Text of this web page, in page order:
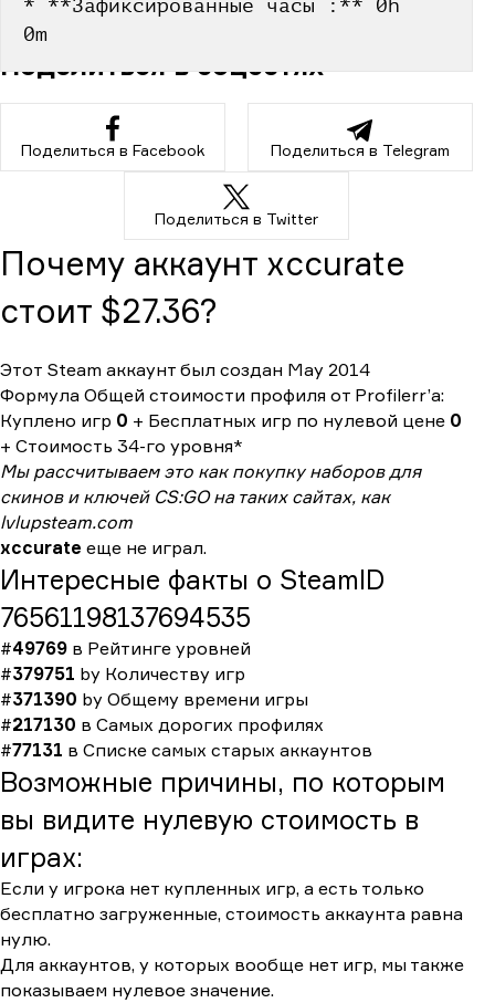
* **Зафиксированные часы :** 0h
0m
Поделиться в соцсетях
Поделиться в Facebook Поделиться в Telegram
Поделиться в Twitter
Почему аккаунт xccurate
стоит $27.36?
Этот Steam аккаунт был создан May 2014
Формула Общей стоимости профиля от Profilerr’а:
Куплено игр 0 + Бесплатных игр по нулевой цене 0
+ Стоимость 34-го уровня*
Мы рассчитываем это как покупку наборов для
скинов и ключей CS:GO на таких сайтах, как
lvlupsteam.com
xccurate еще не играл.
Интересные факты о SteamID
76561198137694535
#49769 в Рейтинге уровней
#379751 by Количеству игр
#371390 by Общему времени игры
#217130 в Самых дорогих профилях
#77131 в Списке самых старых аккаунтов
Возможные причины, по которым
вы видите нулевую стоимость в
играх:
Если у игрока нет купленных игр, а есть только
бесплатно загруженные, стоимость аккаунта равна
нулю.
Для аккаунтов, у которых вообще нет игр, мы также
показываем нулевое значение.